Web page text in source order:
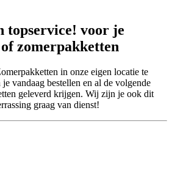
topservice! voor je
zomerpakketten
in onze eigen locatie te
vandaag bestellen en al de volgende
geleverd krijgen. Wij zijn je ook dit
graag van dienst!